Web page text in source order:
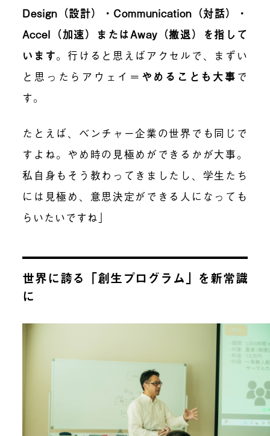
Design（設計）・Communication（対話）・
Accel（加速）またはAway（撤退）を指して
います。行けると思えばアクセルで、まずい
と思ったらアウェイ＝ やめることも大事 で
す。
たとえば、ベンチャー企業の世界でも同じで
すよね。やめ時の見極めができるかが大事。
私自身もそう教わってきましたし、学生たち
には見極め、意思決定ができる人になっても
らいたいですね」
世界に誇る「創生プログラム」を新常識
に